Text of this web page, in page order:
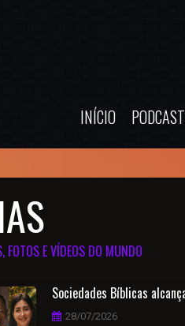
INÍCIO
FOTOS E VÍDEOS DO MUNDO
Sociedades Bíblicas
28/07/2026